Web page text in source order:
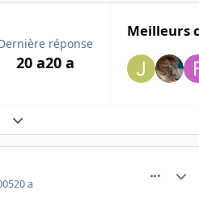
réponse
20 a20 a
Meilleurs
Expand topic overview
20 a